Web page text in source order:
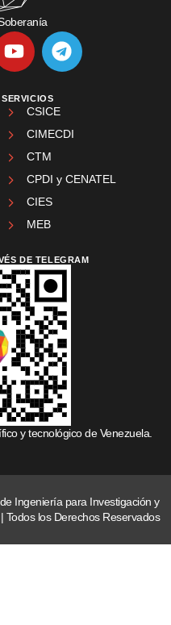
SERVICIOS
CSICE
CIMECDI
CTM
CPDI y CENATEL
CIES
MEB
DE TELEGRAM
y tecnológico de Venezuela.
Ingeniería para Investigación y
Todos los Derechos Reservados